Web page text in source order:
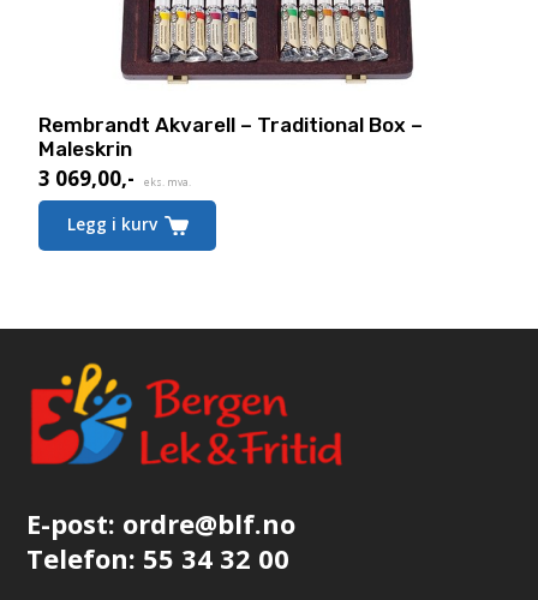
Rembrandt Akvarell – Traditional Box –
Maleskrin
3 069,00,- eks. mva.
Legg i kurv
E-post: ordre@blf.no
Telefon: 55 34 32 00